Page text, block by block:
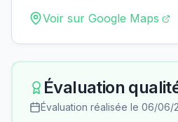
Voir sur Google Maps
Évaluation
Évaluation réalisée le 06/06/